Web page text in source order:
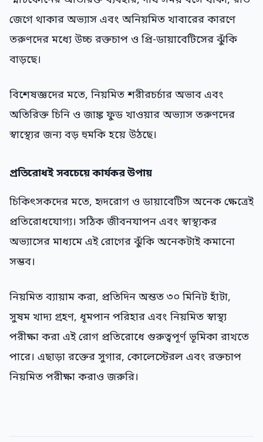
জেগে থাকার অভ্যাস এবং অনিয়মিত খাবারের কারণে
তরুণদের মধ্যে উচ্চ রক্তচাপ ও প্রি-ডায়াবেটিসের ঝুঁকি
বাড়ছে।
বিশেষজ্ঞদের মতে, নিয়মিত শরীরচর্চার অভাব এবং
অতিরিক্ত চিনি ও জাঙ্ক ফুড খাওয়ার অভ্যাস তরুণদের
স্বাস্থ্যের জন্য বড় হুমকি হয়ে উঠছে।
প্রতিরোধই সবচেয়ে কার্যকর উপায়
চিকিৎসকদের মতে, হৃদরোগ ও ডায়াবেটিস অনেক ক্ষেত্রেই
প্রতিরোধযোগ্য। সঠিক জীবনযাপন এবং স্বাস্থ্যকর
অভ্যাসের মাধ্যমে এই রোগের ঝুঁকি অনেকটাই কমানো
সম্ভব।
নিয়মিত ব্যায়াম করা, প্রতিদিন অন্তত ৩০ মিনিট হাঁটা,
সুষম খাদ্য গ্রহণ, ধূমপান পরিহার এবং নিয়মিত স্বাস্থ্য
পরীক্ষা করা এই রোগ প্রতিরোধে গুরুত্বপূর্ণ ভূমিকা রাখতে
পারে। এছাড়া রক্তের সুগার, কোলেস্টেরল এবং রক্তচাপ
নিয়মিত পরীক্ষা করাও জরুরি।